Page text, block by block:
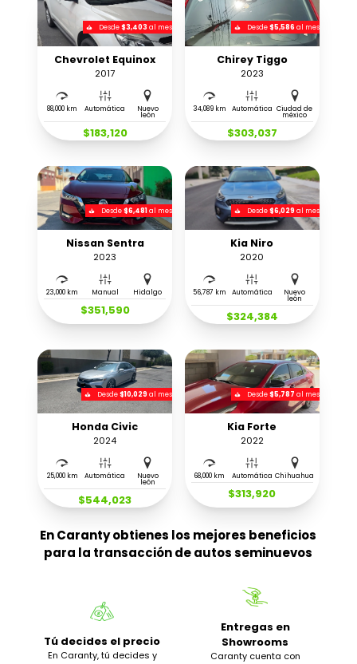
Desde$3,403 al mes
Chevrolet Equinox
2017
88,000 km Automática Nuevo
león
$183,120
Desde$5,586 al mes
Chirey Tiggo
2023
34,089 km Automática Ciudad de
méxico
$303,037
Desde$6,481al mes
Nissan Sentra
2023
23,000 km Manual Hidalgo
$351,590
Desde$6,029al mes
Kia Niro
2020
56,787 km Automática Nuevo
león
$324,384
Desde$10,029al mes
Honda Civic
2024
25,000 km Automática Nuevo
león
$544,023
Desde$5,787 al mes
Kia Forte
2022
68,000 km Automática Chihuahua
$313,920
En Caranty obtienes los mejores beneficios
para la transacción de autos seminuevos
Tú decides el precio
En Caranty, tú decides y
Entregas en
Showrooms
Caranty cuenta con